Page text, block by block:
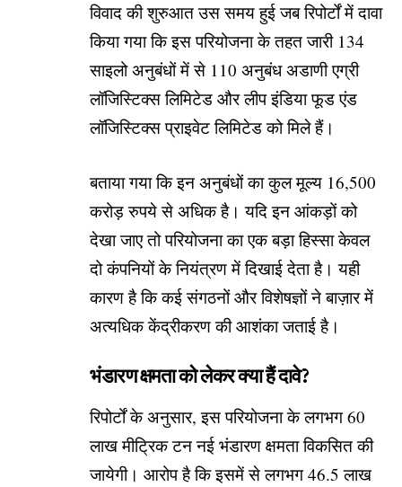
विवाद की शुरुआत उस समय हुई जब रिपोर्टों में दावा
किया गया कि इस परियोजना के तहत जारी 134
साइलो अनुबंधों में से 110 अनुबंध अडाणी एग्री
लॉजिस्टिक्स लिमिटेड और लीप इंडिया फूड एंड
लॉजिस्टिक्स प्राइवेट लिमिटेड को मिले हैं।
बताया गया कि इन अनुबंधों का कुल मूल्य 16,500
करोड़ रुपये से अधिक है। यदि इन आंकड़ों को
देखा जाए तो परियोजना का एक बड़ा हिस्सा केवल
दो कंपनियों के नियंत्रण में दिखाई देता है। यही
कारण है कि कई संगठनों और विशेषज्ञों ने बाज़ार में
अत्यधिक केंद्रीकरण की आशंका जताई है।
भंडारण क्षमता को लेकर क्या हैं दावे?
रिपोर्टों के अनुसार, इस परियोजना के लगभग 60
लाख मीट्रिक टन नई भंडारण क्षमता विकसित की
जायेगी। आरोप है कि इसमें से लगभग 46.5 लाख